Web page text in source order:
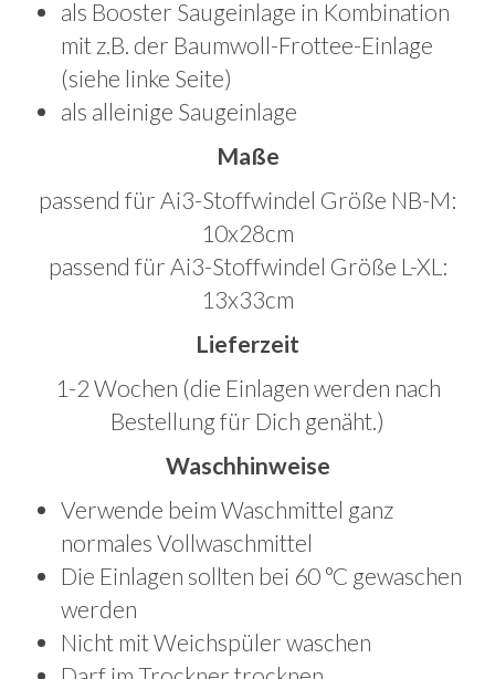
als Booster Saugeinlage in Kombination
mit z.B. der Baumwoll-Frottee-Einlage
(siehe linke Seite)
als alleinige Saugeinlage
Maße
passend für Ai3-Stoffwindel Größe NB-M:
10x28cm
passend für Ai3-Stoffwindel Größe L-XL:
13x33cm
Lieferzeit
1-2 Wochen (die Einlagen werden nach
Bestellung für Dich genäht.)
Waschhinweise
Verwende beim Waschmittel ganz
normales Vollwaschmittel
Die Einlagen sollten bei 60 °C gewaschen
werden
Nicht mit Weichspüler waschen